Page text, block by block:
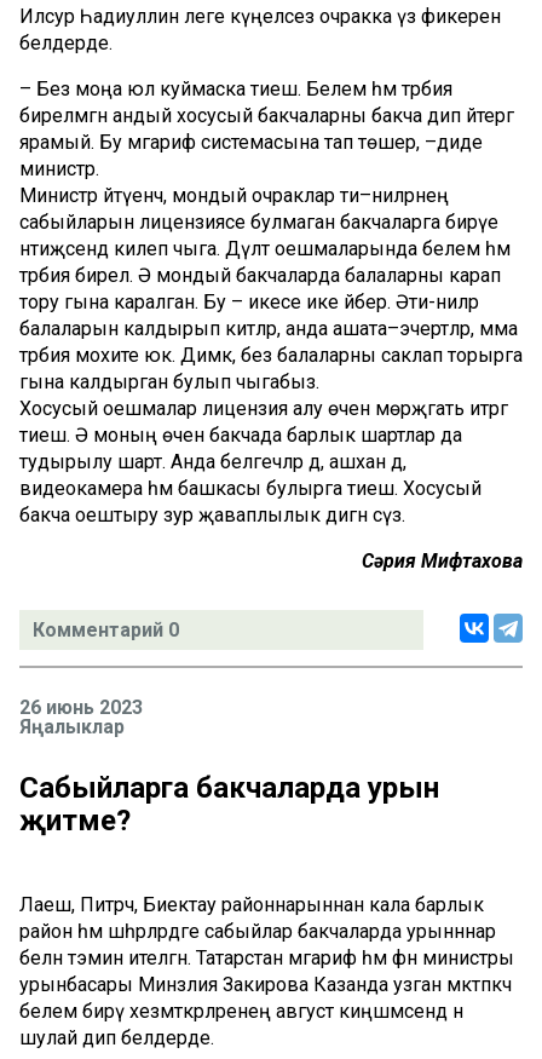
Илсур Һадиуллин әлеге күңелсез очракка үз фикерен
белдерде.
– Без моңа юл куймаска тиеш. Белем һәм тәрбия
бирелмәгән андый хосусый бакчаларны бакча дип әйтергә
ярамый. Бу мәгариф системасына тап төшерә, –диде
министр.
Министр әйтүенчә, мондый очраклар әти–әниләрнең
сабыйларын лицензиясе булмаган бакчаларга бирүе
нәтиҗәсендә килеп чыга. Дәүләт оешмаларында белем һәм
тәрбия бирелә. Ә мондый бакчаларда балаларны карап
тору гына каралган. Бу – икесе ике әйбер. Әти-әниләр
балаларын калдырып китәләр, анда ашата–эчертәләр, әмма
тәрбия мохите юк. Димәк, без балаларны саклап торырга
гына калдырган булып чыгабыз.
Хосусый оешмалар лицензия алу өчен мөрәҗәгать итәргә
тиеш. Ә моның өчен бакчада барлык шартлар да
тудырылу шарт. Анда белгечләр дә, ашханә дә,
видеокамера һәм башкасы булырга тиеш. Хосусый
бакча оештыру зур җаваплылык дигән сүз.
Сәрия Мифтахова
Комментарий 0
26 июнь 2023
Яңалыклар
Сабыйларга бакчаларда урын
җитәме?
Лаеш, Питрәч, Биектау районнарыннан кала барлык
район һәм шәһәрләрдәге сабыйлар бакчаларда урынннар
белән тәэмин ителгән. Татарстан мәгариф һәм фән министры
урынбасары Минзәлия Закирова Казанда узган мәктәпкәчә
белем бирү хезмәткәрләренең август киңәшмәсендә әнә
шулай дип белдерде.